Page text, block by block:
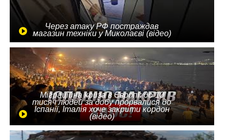
Через атаку РФ постраждав
магазин техніки у Миколаєві (відео)
Міграційна криза в Європі: до 10
тисяч людей за добу прорвалися до
Іспанії, Італія хоче закрити кордон
(відео)